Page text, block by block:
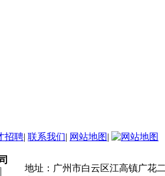
招聘| 联系我们| 网站地图|
地址：广州市白云区江高镇广花